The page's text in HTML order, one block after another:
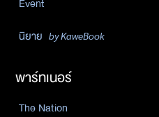
นิยาย by KaweBook
พาร์ทเนอร์
The Nation